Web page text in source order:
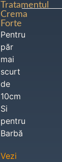
Tratamentul
Crema
Forte
Pentru
păr
mai
scurt
de
10cm
Si
pentru
Barbă
Vezi